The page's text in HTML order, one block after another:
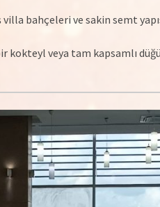
bahçeleri ve sakin semt
kokteyl veya tam kapsamlı